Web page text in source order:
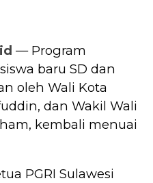
— Program
baru SD dan
oleh Wali Kota
dan Wakil Wali
kembali menuai
PGRI Sulawesi